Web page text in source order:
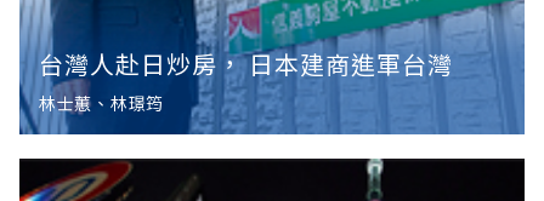
台灣人赴日炒房， 日本建商進軍台灣
林士蕙、林璟筠